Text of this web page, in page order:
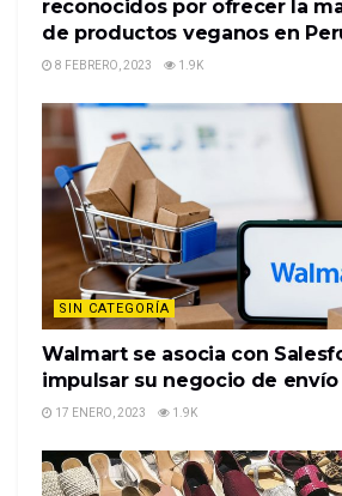
reconocidos por ofrecer la
de productos veganos en
8 FEBRERO, 2023 1.9K
SIN CATEGORÍA
Walmart se asocia con
impulsar su negocio de envío
17 ENERO, 2023 1.9K